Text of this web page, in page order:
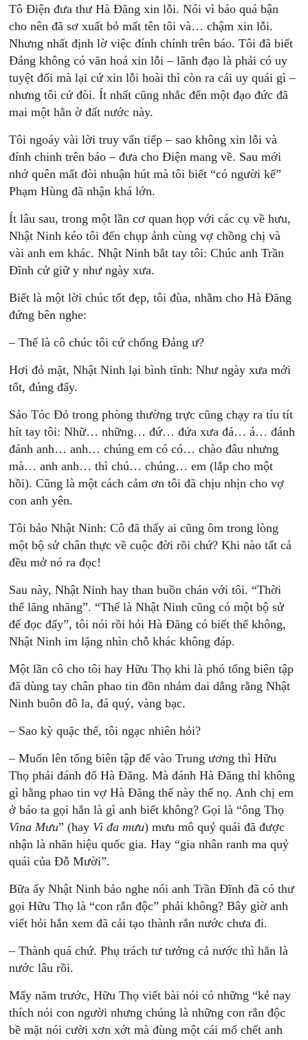
Tô Điện đưa thư Hà Đăng xin lỗi. Nói vì báo quá bận
cho nên đã sơ xuất bỏ mất tên tôi và… chậm xin lỗi.
Nhưng nhất định lờ việc đính chính trên báo. Tôi đã biết
Đảng không có văn hoá xin lỗi – lãnh đạo là phải có uy
tuyệt đối mà lại cứ xin lỗi hoài thì còn ra cái uy quái gì –
nhưng tôi cứ đòi. Ít nhất cũng nhẳc đến một đạo đức đã
mai một hẳn ờ đất nước này.
Tôi ngoáy vài lời truy vấn tiếp – sao không xin lỗi và
đính chinh trên báo – đưa cho Điện mang về. Sau mới
nhớ quên mất đòi nhuận hút mà tôi biết “có người kể”
Phạm Hùng đã nhận khá lớn.
Ít lâu sau, trong một lần cơ quan họp với các cụ về hưu,
Nhật Ninh kéo tôi đến chụp ảnh cùng vợ chồng chị và
vài anh em khác. Nhật Ninh bắt tay tôi: Chúc anh Trần
Đĩnh cử giữ y như ngày xưa.
Biết là một lời chúc tốt đẹp, tôi đùa, nhằm cho Hà Đăng
đứng bên nghe:
– Thế là cô chúc tôi cứ chống Đảng ư?
Hơi đỏ mặt, Nhật Ninh lại bình tĩnh: Như ngày xưa mới
tốt, đúng đấy.
Sảo Tóc Đỏ trong phòng thường trực cũng chạy ra tíu tít
hít tay tôi: Nhữ… những… đứ… đứa xưa đá… á… đánh
đánh anh… anh… chúng em có có… chào đâu nhưng
mà… anh anh… thì chú… chúng… em (lắp cho một
hồi). Cũng là một cách cảm ơn tôi đã chịu nhịn cho vợ
con anh yên.
Tôi bảo Nhật Ninh: Cô đã thấy ai cũng ôm trong lòng
một bộ sử chân thực về cuộc đời rồi chứ? Khi nào tất cả
đều mở nó ra đọc!
Sau này, Nhật Ninh hay than buồn chán với tôi. “Thời
thế lăng nhăng”. “Thế là Nhật Ninh cũng có một bộ sử
để đọc đấy”, tôi nói rồi hỏi Hà Đăng có biết thế không,
Nhật Ninh im lặng nhìn chỗ khác không đáp.
Một lần cô cho tôi hay Hữu Thọ khi là phó tổng biên tập
đã dùng tay chân phao tin đồn nhảm dai dẳng rằng Nhật
Ninh buôn đô la, đá quý, vàng bạc.
– Sao kỳ quặc thế, tôi ngạc nhiên hỏi?
– Muốn lên tổng biên tập để vào Trung ương thì Hữu
Thọ phải đánh đổ Hà Đăng. Mà đánh Hà Đăng thỉ không
gì hằng phao tin vợ Hà Đăng thế này thế nọ. Anh chị em
ở báo ta gọi hắn là gì anh biết không? Gọi là “ông Thọ
Vina Mưu” (hay Vi đa mưu) mưu mô quỷ quái đã được
nhận là nhãn hiệu quốc gia. Hay “gia nhân ranh ma quỷ
quái của Đỗ Mười”.
Bữa ấy Nhật Ninh bảo nghe nói anh Trần Đĩnh đã có thư
gọi Hữu Thọ là “con rắn độc” phải không? Bây giờ anh
viết hỏi hắn xem đã cải tạo thành rắn nước chưa đi.
– Thành quá chứ. Phụ trách tư tưởng cả nước thì hẳn là
nước lâu rồi.
Mấy năm trước, Hữu Thọ viết bài nói có những “kẻ nay
thích nói con người nhưng chúng là những con rắn độc
bề mặt nói cười xơn xớt mà đùng một cái mổ chết anh